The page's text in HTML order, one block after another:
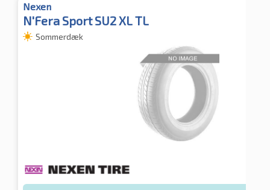
Nexen
N'Fera Sport SU2 XL TL
Sommerdæk